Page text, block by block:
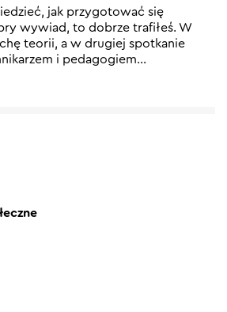
jak przygotować się
wywiad, to dobrze trafiłeś. W
teorii, a w drugiej spotkanie
i pedagogiem…